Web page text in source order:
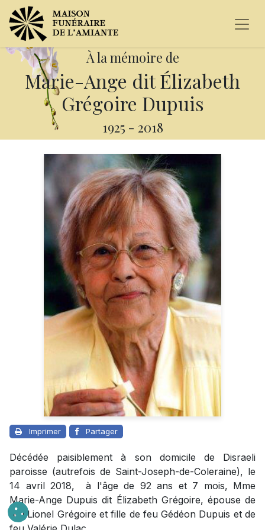
À la mémoire de
Marie-Ange dit Élizabeth
Grégoire Dupuis
1925 - 2018
Imprimer Partager
Décédée paisiblement à son domicile de Disraeli
paroisse (autrefois de Saint-Joseph-de-Coleraine), le
14 avril 2018, à l'âge de 92 ans et 7 mois, Mme
Marie-Ange Dupuis dit Élizabeth Grégoire, épouse de
feu Lionel Grégoire et fille de feu Gédéon Dupuis et de